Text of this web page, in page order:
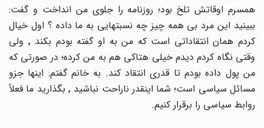
همسرم اوقاتش تلخ بود؛ روزنامه را جلوی من انداخت و گفت:
ببینید این مرد بی همه چیز چه نسبتهایی به ما داده ؟ اول خیال
کردم همان انتقاداتی است که من به او گفته بودم بکند ٬ ولی
وقتی نگاه کردم دیدم خیلی هتاکی هم به من کرده؛ در صورتی که
من پول داده بودم تا قدری انتقاد کند. به خانم گفتم: اینها جزو
مسائل سیاسی است؛ شما اینقدر ناراحت نباشید ٬ بگذارید ما فعلاً
روابط سیاسی را برقرار کنیم.